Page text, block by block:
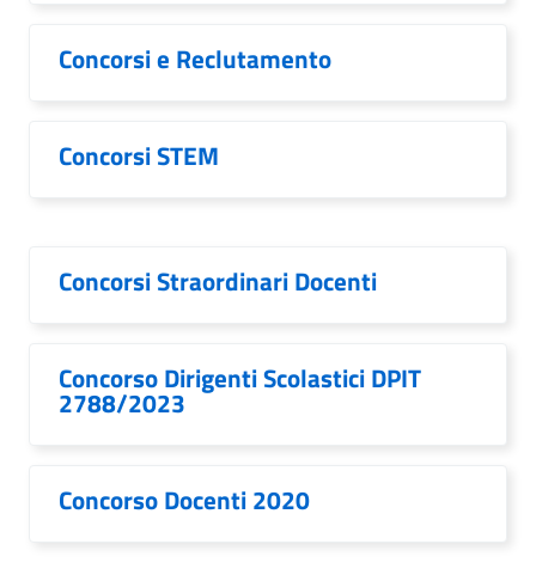
Concorsi e Reclutamento
Concorsi STEM
Concorsi Straordinari Docenti
Concorso Dirigenti Scolastici DPIT
2788/2023
Concorso Docenti 2020